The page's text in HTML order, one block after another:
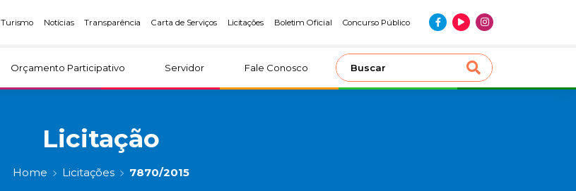
Turismo Notícias Transparência Carta de Serviços Licitações Boletim Oficial Concurso Público
Orçamento Participativo Servidor Fale Conosco
Licitação
Home Licitações 7870/2015